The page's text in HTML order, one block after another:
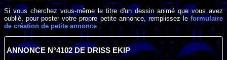
Si vous cherchez vous-même le titre d'un dessin animé que vous avez
oublié, pour poster votre propre petite annonce, remplissez leformulaire
de création de petite annonce .
ANNONCE N°4102 DE DRISS EKIP